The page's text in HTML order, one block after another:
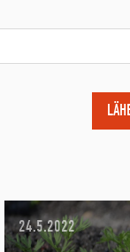
24.5.2022